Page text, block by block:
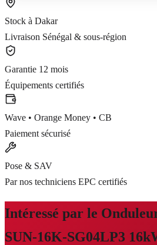
Stock à Dakar
Livraison Sénégal & sous-région
Garantie 12 mois
Équipements certifiés
Wave • Orange Money • CB
Paiement sécurisé
Pose & SAV
Par nos techniciens EPC certifiés
Intéressé par le
SUN-16K-SG04LP3